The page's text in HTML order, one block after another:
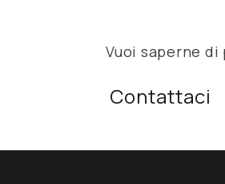
Vuoi saperne di
Contattaci